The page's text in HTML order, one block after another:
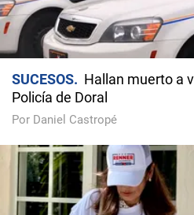
SUCESOS
Hallan muerto a
Policía de Doral
Por Daniel Castropé